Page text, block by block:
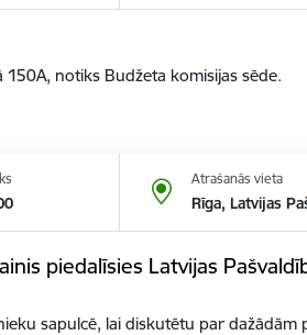
notiks Budžeta komisijas sēde.
Atrašanās vieta
Rīga, Latvijas
piedalīsies Latvijas
sapulcē, lai diskutētu par dažādām